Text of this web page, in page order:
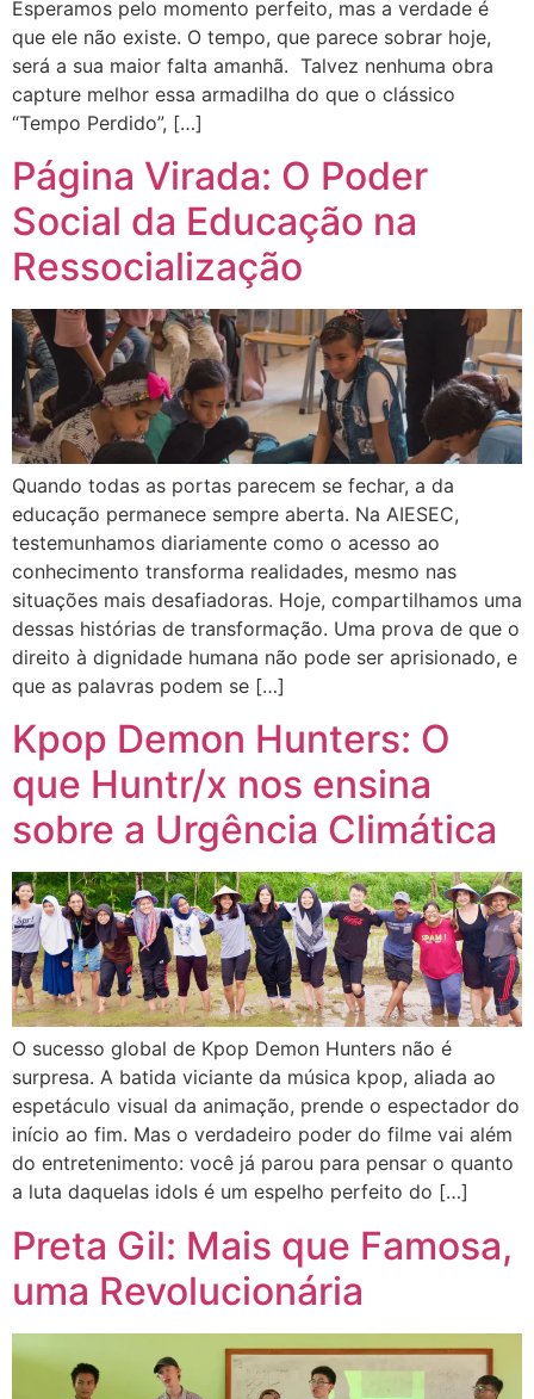
Esperamos pelo momento perfeito, mas a verdade é
que ele não existe. O tempo, que parece sobrar hoje,
será a sua maior falta amanhã. Talvez nenhuma obra
capture melhor essa armadilha do que o clássico
“Tempo Perdido”, […]
Página Virada: O Poder
Social da Educação na
Ressocialização
Quando todas as portas parecem se fechar, a da
educação permanece sempre aberta. Na AIESEC,
testemunhamos diariamente como o acesso ao
conhecimento transforma realidades, mesmo nas
situações mais desafiadoras. Hoje, compartilhamos uma
dessas histórias de transformação. Uma prova de que o
direito à dignidade humana não pode ser aprisionado, e
que as palavras podem se […]
Kpop Demon Hunters: O
que Huntr/x nos ensina
sobre a Urgência Climática
O sucesso global de Kpop Demon Hunters não é
surpresa. A batida viciante da música kpop, aliada ao
espetáculo visual da animação, prende o espectador do
início ao fim. Mas o verdadeiro poder do filme vai além
do entretenimento: você já parou para pensar o quanto
a luta daquelas idols é um espelho perfeito do […]
Preta Gil: Mais que Famosa,
uma Revolucionária